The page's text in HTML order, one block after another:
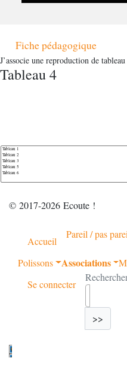
Fiche pédagogique
J’associe une reproduction de
Tableau 4
© 2017-2026 Ecoute !
Accueil
Pareil / pas
Polissons Associations
Se connecter
>>